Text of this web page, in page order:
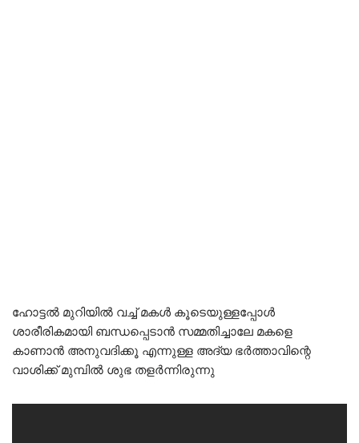
ഹോട്ടൽ മുറിയിൽ വച്ച് മകൾ കൂടെയുള്ളപ്പോൾ
ശാരീരികമായി ബന്ധപ്പെടാൻ സമ്മതിച്ചാലേ മകളെ
കാണാൻ അനുവദിക്കൂ എന്നുള്ള അദ്യ ഭർത്താവിന്റെ
വാശിക്ക് മുമ്പിൽ ശുഭ തളർന്നിരുന്നു